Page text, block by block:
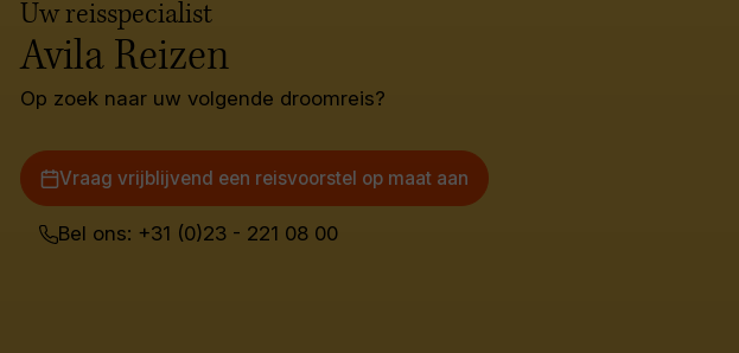
Uw reisspecialist
Avila Reizen
Op zoek naar uw volgende droomreis?
Vraag vrijblijvend een reisvoorstel op maat aan
Bel ons: +31 (0)23 - 221 08 00